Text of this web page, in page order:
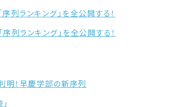
ランキング」を全公開する！
ランキング」を全公開する！
！早慶学部の新序列